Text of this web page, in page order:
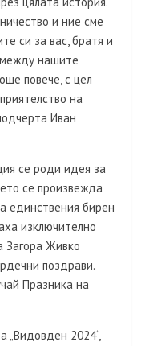
и ние сме
си за вас, братя и
между нашите
повече, с цел
на
Иван
се роди идея за
се произвежда
единствения бирен
изключително
Загора Живко
поздрави.
Празника на
„Видовден 2024“,